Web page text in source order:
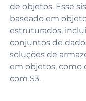
de objetos. Esse
baseado em
estruturados,
conjuntos de
soluções de
em objetos, como
com S3.